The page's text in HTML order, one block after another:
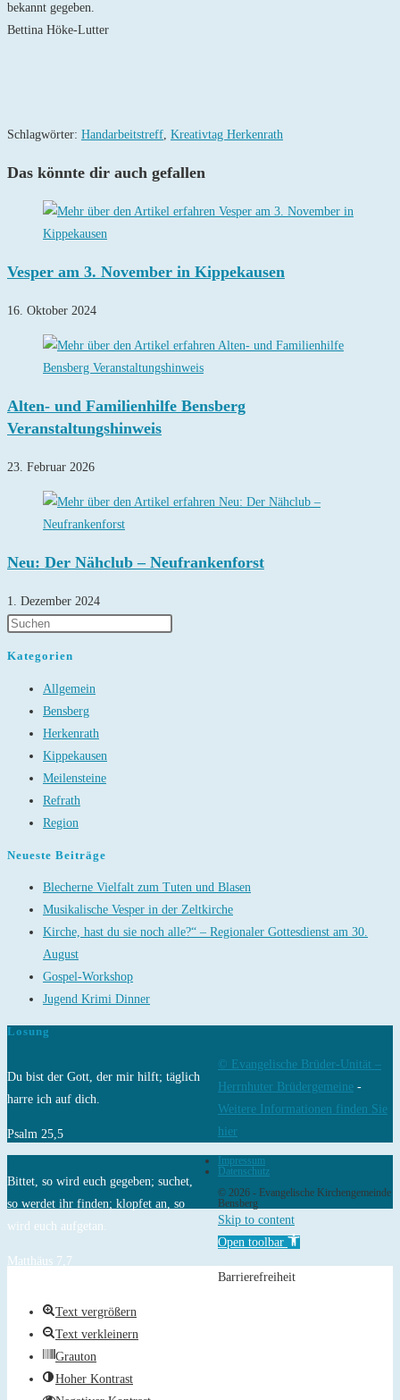
bekannt gegeben.
Bettina Höke-Lutter
Schlagwörter: Handarbeitstreff, Kreativtag Herkenrath
Das könnte dir auch gefallen
Vesper am 3. November in Kippekausen
16. Oktober 2024
Alten- und Familienhilfe Bensberg
Veranstaltungshinweis
23. Februar 2026
Neu: Der Nähclub – Neufrankenforst
1. Dezember 2024
Kategorien
Allgemein
Bensberg
Herkenrath
Kippekausen
Meilensteine
Refrath
Region
Neueste Beiträge
Blecherne Vielfalt zum Tuten und Blasen
Musikalische Vesper in der Zeltkirche
Kirche, hast du sie noch alle?“ – Regionaler Gottesdienst am 30.
August
Gospel-Workshop
Jugend Krimi Dinner
Losung
Du bist der Gott, der mir hilft; täglich
harre ich auf dich.
Psalm 25,5
Bittet, so wird euch gegeben; suchet,
so werdet ihr finden; klopfet an, so
wird euch aufgetan.
Matthäus 7,7
© Evangelische Brüder-Unität –
Herrnhuter Brüdergemeine -
Weitere Informationen finden Sie
hier
Impressum
Datenschutz
© 2026 - Evangelische Kirchengemeinde
Bensberg
Skip to content
Open toolbar
Barrierefreiheit
Text vergrößern
Text verkleinern
Grauton
Hoher Kontrast